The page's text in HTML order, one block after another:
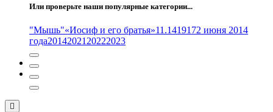
Или проверьте наши популярные категории...
"Мышь"«Иосиф и его братья»11.1419172 июня 2014
года20142021 20222023